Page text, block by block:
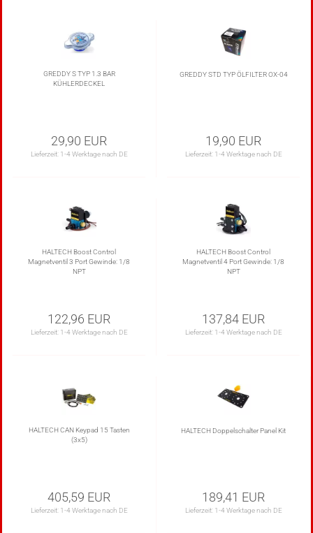
GREDDY S TYP 1.3 BAR
KÜHLERDECKEL
29,90 EUR
Lieferzeit: 1-4 Werktage nach DE
GREDDY STD TYP ÖLFILTER OX-04
19,90 EUR
Lieferzeit: 1-4 Werktage nach DE
HALTECH Boost Control
Magnetventil 3 Port Gewinde: 1/8
NPT
122,96 EUR
Lieferzeit: 1-4 Werktage nach DE
HALTECH Boost Control
Magnetventil 4 Port Gewinde: 1/8
NPT
137,84 EUR
Lieferzeit: 1-4 Werktage nach DE
HALTECH CAN Keypad 15 Tasten
(3x5)
405,59 EUR
Lieferzeit: 1-4 Werktage nach DE
HALTECH Doppelschalter Panel Kit
189,41 EUR
Lieferzeit: 1-4 Werktage nach DE